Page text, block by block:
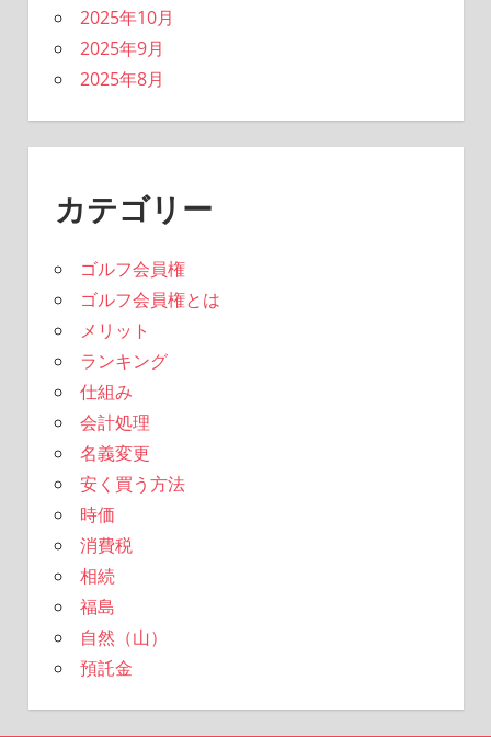
2025年10月
2025年9月
2025年8月
カテゴリー
ゴルフ会員権
ゴルフ会員権とは
メリット
ランキング
仕組み
会計処理
名義変更
安く買う方法
時価
消費税
相続
福島
自然（山）
預託金